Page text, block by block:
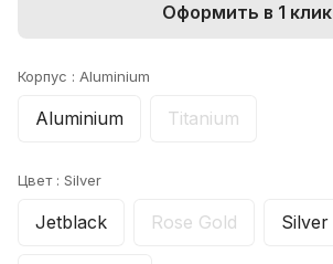
Оформить в 1 клик
Корпус : Aluminium
Aluminium Titanium
Цвет : Silver
Jetblack Rose Gold Silver